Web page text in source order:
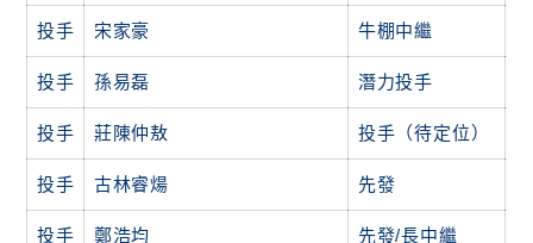
投手 宋家豪 牛棚中繼
投手 孫易磊 潛力投手
投手 莊陳仲敖 投手（待定位）
投手 古林睿煬 先發
投手 鄭浩均 先發/長中繼